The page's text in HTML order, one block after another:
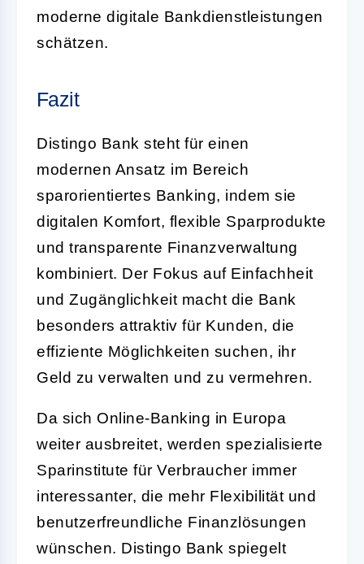
moderne digitale Bankdienstleistungen
schätzen.
Fazit
Distingo Bank steht für einen
modernen Ansatz im Bereich
sparorientiertes Banking, indem sie
digitalen Komfort, flexible Sparprodukte
und transparente Finanzverwaltung
kombiniert. Der Fokus auf Einfachheit
und Zugänglichkeit macht die Bank
besonders attraktiv für Kunden, die
effiziente Möglichkeiten suchen, ihr
Geld zu verwalten und zu vermehren.
Da sich Online-Banking in Europa
weiter ausbreitet, werden spezialisierte
Sparinstitute für Verbraucher immer
interessanter, die mehr Flexibilität und
benutzerfreundliche Finanzlösungen
wünschen. Distingo Bank spiegelt